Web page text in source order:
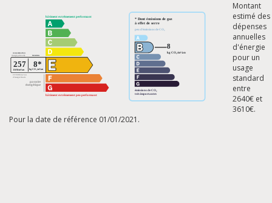
Montant
estimé des
dépenses
annuelles
d'énergie
pour un
usage
standard
entre
2640€ et
3610€.
Pour la date de référence 01/01/2021.